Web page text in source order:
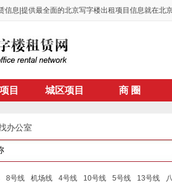
信息|提供最全面的北京写字楼出租项目信息就在北
目 城区项目 商 圈
办公室
8号线 机场线 4号线 10号线 5号线 13号线